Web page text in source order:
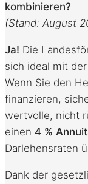
kombinieren?
(Stand: August
Ja! Die
sich ideal mit
Wenn Sie den
finanzieren,
wertvolle, nicht
einen 4 %
Darlehensraten
Dank der